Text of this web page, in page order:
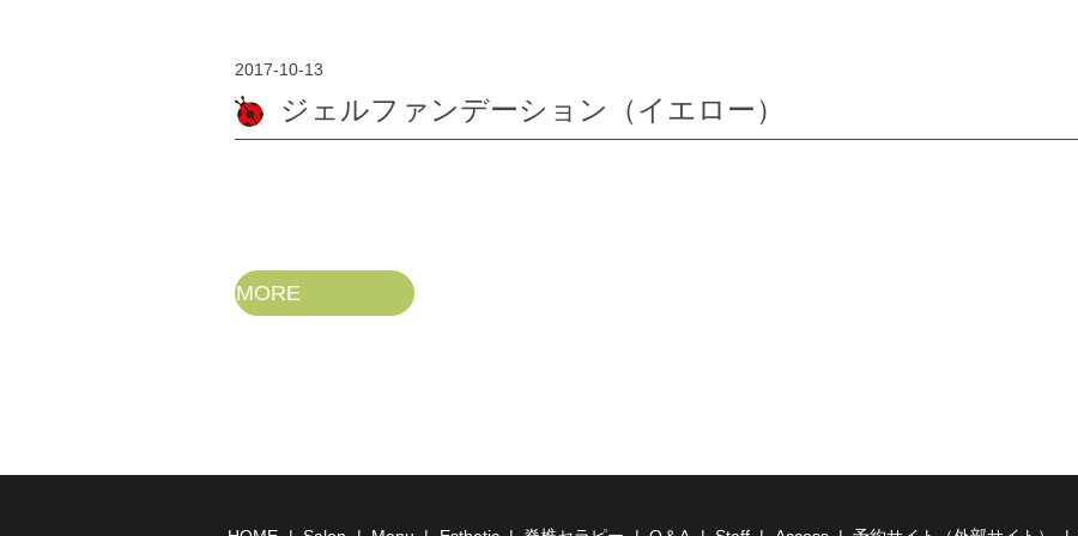
2017-10-13
ジェルファンデーション（イエロー）
MORE